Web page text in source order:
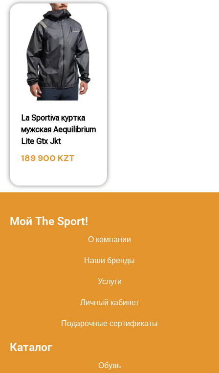
La Sportiva куртка
мужская Aequilibrium
Lite Gtx Jkt
189 900 KZT
Мой The Sport!
О компании
Наши бренды
Услуги
Личный кабинет
Подарочные сертификаты
Каталог
Обувь